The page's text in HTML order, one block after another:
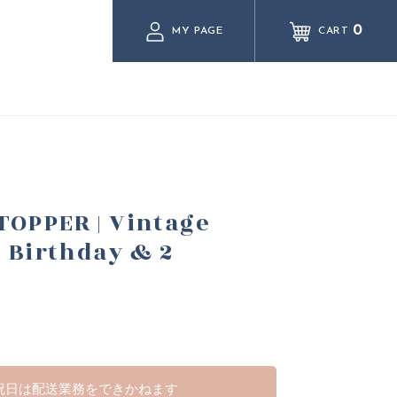
CART 0
MY PAGE
| Vintage
& 2
日は配送業務をできかねます